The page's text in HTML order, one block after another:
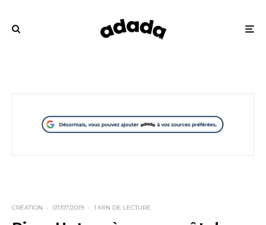
CRÉATION · 07/07/2019 · 1 MIN DE LECTURE